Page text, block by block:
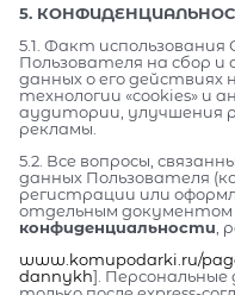
5.
5.1. Факт
Пользователя на сбор
данных о его действиях
технологии «cookies» и
аудитории, улучшения
рекламы.
5.2. Все вопросы,
данных Пользователя
регистрации или
отдельным
конфиденциальности ,
www.komupodarki.ru/
dannykh].